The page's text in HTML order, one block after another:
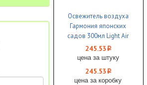
Освежитель воздуха
Гармония японских
садов 300мл Light Air
CHIRTON сухое
распыление 1/12
245.53 i
цена за штуку
245.53 i
цена за коробку